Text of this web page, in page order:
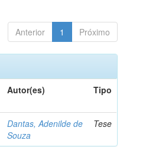
Anterior 1 Próximo
Autor(es) Tipo
Dantas, Adenilde de
Souza
Tese